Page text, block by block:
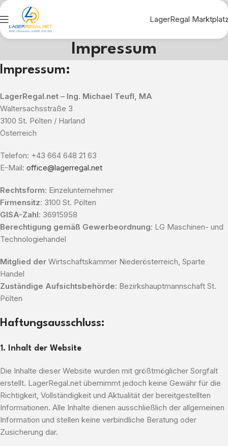
LagerRegal
Impressum
Impressum:
LagerRegal.net – Ing. Michael Teufl, MA
Waltersachsstraße 3
3100 St. Pölten / Harland
Österreich
Telefon: +43 664 648 21 63
E-Mail: office@lagerregal.net
Rechtsform: Einzelunternehmer
Firmensitz: 3100 St. Pölten
GISA-Zahl: 36915958
Berechtigung gemäß Gewerbeordnung: LG Maschinen- und
Technologiehandel
Mitglied der Wirtschaftskammer Niederösterreich, Sparte
Handel
Zuständige Aufsichtsbehörde: Bezirkshauptmannschaft St.
Pölten
Haftungsausschluss:
1. Inhalt der Website
Die Inhalte dieser Website wurden mit größtmöglicher Sorgfalt
erstellt. LagerRegal.net übernimmt jedoch keine Gewähr für die
Richtigkeit, Vollständigkeit und Aktualität der bereitgestellten
Informationen. Alle Inhalte dienen ausschließlich der allgemeinen
Information und stellen keine verbindliche Beratung oder
Zusicherung dar.